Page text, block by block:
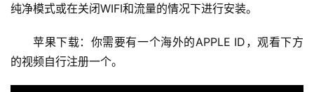
纯净模式或在关闭WIFI和流量的情况下进行安装。
苹果下载：你需要有一个海外的APPLE ID，观看下方
的视频自行注册一个。